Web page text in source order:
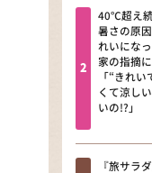
河
「
か
に
40℃超え
暑さの原
れいにな
家の指摘
「“きれ
くて涼し
いの!?」
『旅サラ